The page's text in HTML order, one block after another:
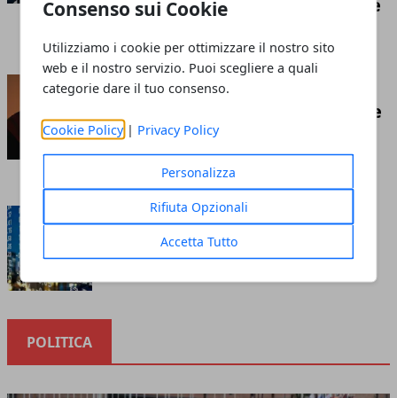
Consenso sui Cookie
Utilizziamo i cookie per ottimizzare il nostro sito
web e il nostro servizio. Puoi scegliere a quali
categorie dare il tuo consenso.
Cookie Policy | Privacy Policy
Personalizza
Rifiuta Opzionali
Accetta Tutto
competizione economica globale
Insufflaggio nell’edilizia: ecco
cos’è e tutto ciò che c’è da sapere
riguardo questa tecnica
Cosa sapere prima di investire
nella borsa online
POLITICA